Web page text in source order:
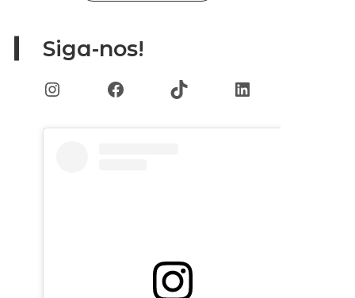
Siga-nos!
InstagramFacebookTikTok LinkedIn